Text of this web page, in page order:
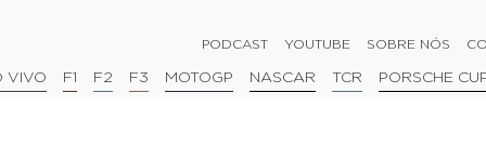
PODCAST YOUTUBE SOBRE NÓS
VIVO F1 F2 F3 MOTOGP NASCAR TCR PORSCHE